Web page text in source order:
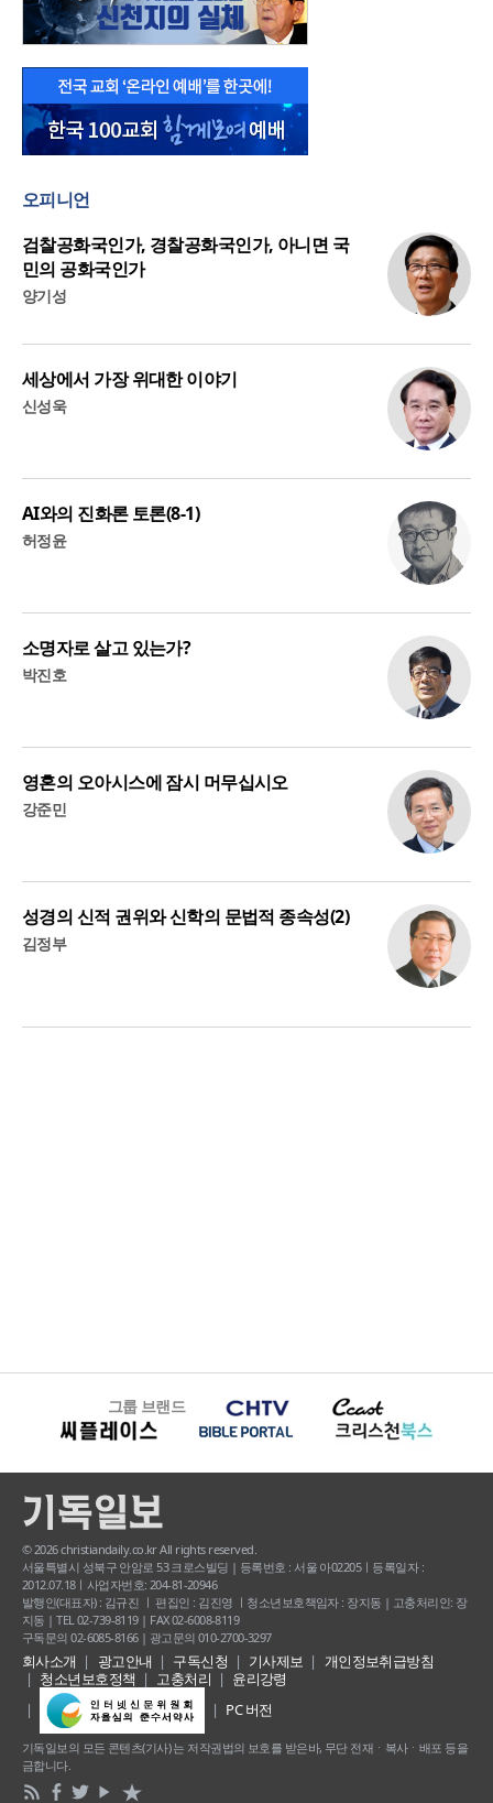
오피니언
검찰공화국인가, 경찰공화국인가, 아니면 국
민의 공화국인가
양기성
세상에서 가장 위대한 이야기
신성욱
AI와의 진화론 토론(8-1)
허정윤
소명자로 살고 있는가?
박진호
영혼의 오아시스에 잠시 머무십시오
강준민
성경의 신적 권위와 신학의 문법적 종속성(2)
김정부
그룹 브랜드
© 2026 christiandaily.co.kr All rights reserved.
서울특별시 성북구 안암로 53 크로스빌딩 | 등록번호 : 서울 아02205ㅣ등록일자 :
2012.07.18ㅣ사업자번호: 204-81-20946
발행인(대표자) : 김규진 ㅣ 편집인 : 김진영 ㅣ청소년보호책임자 : 장지동 | 고충처리인: 장
지동 | TEL 02-739-8119 | FAX 02-6008-8119
구독문의 02-6085-8166 | 광고문의 010-2700-3297
회사소개 광고안내 구독신청 기사제보
개인정보취급방침
청소년보호정책
고충처리
윤리강령
PC 버전
기독일보의 모든 콘텐츠(기사) 는 저작권법의 보호를 받은바, 무단 전재ㆍ복사ㆍ배포 등을
금합니다.